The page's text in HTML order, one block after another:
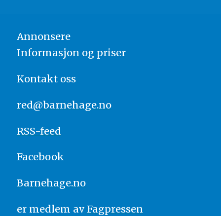
Annonsere
Informasjon og priser
Kontakt oss
red@barnehage.no
RSS-feed
Facebook
Barnehage.no
er medlem av Fagpressen